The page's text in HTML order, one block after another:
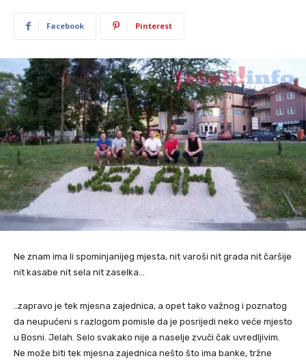
Facebook Pinterest
Ne znam ima li spominjanijeg mjesta, nit varoši nit grada nit čaršije
nit kasabe nit sela nit zaselka…
..zapravo je tek mjesna zajednica, a opet tako važnog i poznatog
da neupućeni s razlogom pomisle da je posrijedi neko veće mjesto
u Bosni. Jelah. Selo svakako nije a naselje zvuči čak uvredljivim.
Ne može biti tek mjesna zajednica nešto što ima banke, tržne